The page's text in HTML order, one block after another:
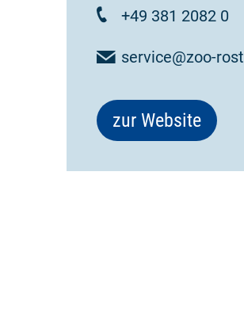
+49 381 2082 0
service@zoo-
zur Website